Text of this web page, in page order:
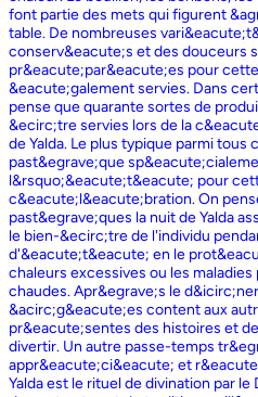
font partie des mets qui figurent
table. De nombreuses
conserv&eacute;s et des douceurs
pr&eacute;par&eacute;es pour
&eacute;galement servies. Dans
pense que quarante sortes de
&ecirc;tre servies lors de la
de Yalda. Le plus typique parmi tous
past&egrave;que
l&rsquo;&eacute;t&eacute; pour
c&eacute;l&eacute;bration. On
past&egrave;ques la nuit de Yalda
le bien-&ecirc;tre de l'individu
d'&eacute;t&eacute; en le
chaleurs excessives ou les
chaudes. Apr&egrave;s le
&acirc;g&eacute;es content aux
pr&eacute;sentes des histoires et
divertir. Un autre passe-temps
appr&eacute;ci&eacute; et
Yalda est le rituel de divination par